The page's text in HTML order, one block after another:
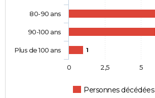
1
Personnes décédées
80-90 ans
90-100 ans
Plus de 100 ans
0 2,5 5